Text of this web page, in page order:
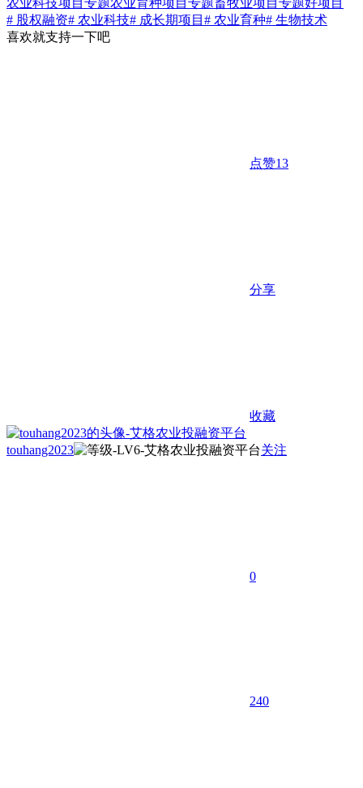
# 股权融资# 农业科技# 成长期项目 # 农业育种# 生物技术
喜欢就支持一下吧
点赞13
分享
收藏
touhang2023 关注
0
240